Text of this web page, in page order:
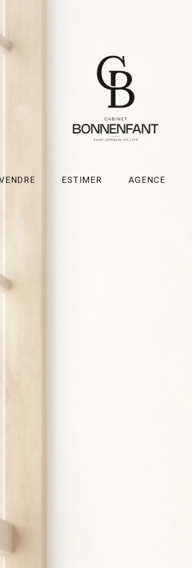
ESTIMER AGENCE